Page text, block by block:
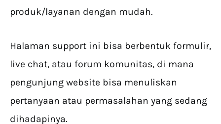
produk/layanan dengan mudah.
Halaman support ini bisa berbentuk formulir,
live chat, atau forum komunitas, di mana
pengunjung website bisa menuliskan
pertanyaan atau permasalahan yang sedang
dihadapinya.